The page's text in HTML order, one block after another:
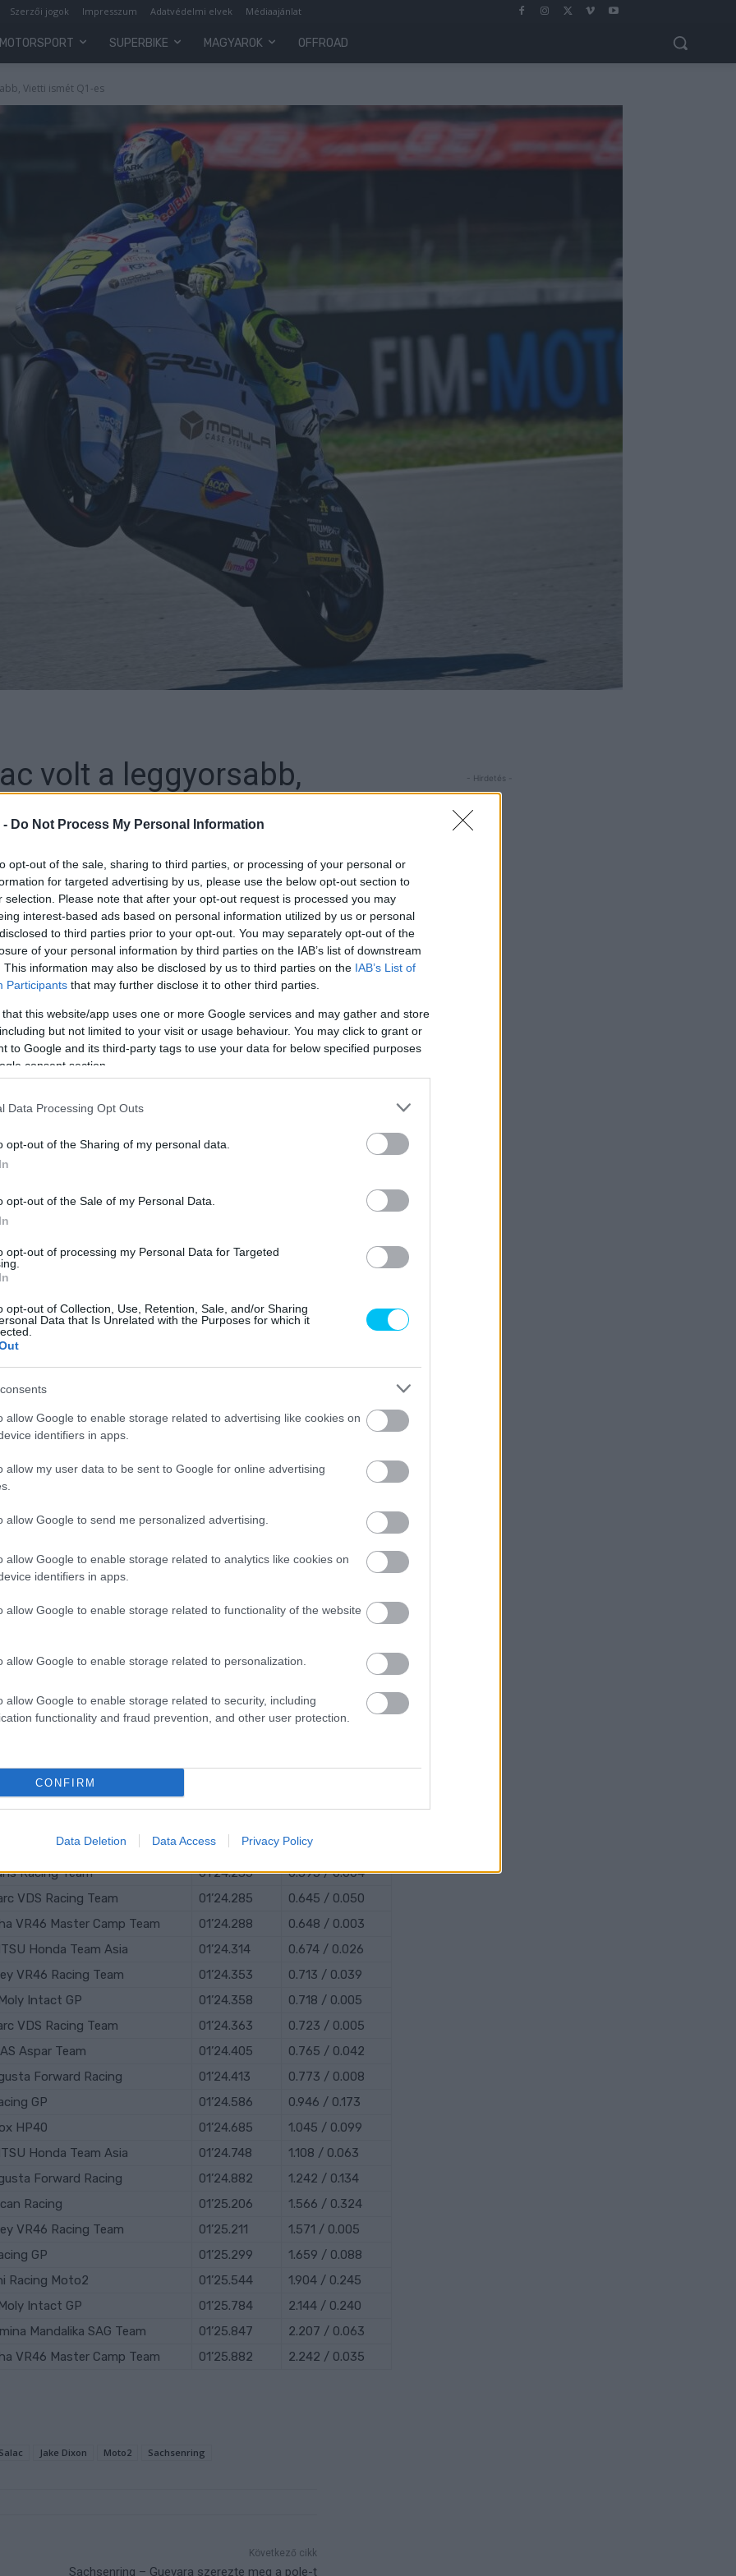
- Do Not Process My Personal Information
opt-out of the sale, sharing to third parties, or processing of your personal or
for targeted advertising by us, please use the below opt-out section to
selection. Please note that after your opt-out request is processed you may
interest-based ads based on personal information utilized by us or personal
to third parties prior to your opt-out. You may separately opt-out of the
of your personal information by third parties on the IAB’s list of downstream
This information may also be disclosed by us to third parties on the IAB’s List of
Participants that may further disclose it to other third parties.
that this website/app uses one or more Google services and may gather and store
but not limited to your visit or usage behaviour. You may click to grant or
to Google and its third-party tags to use your data for below specified purposes
consent section.
Data Processing Opt Outs
opt-out of the Sharing of my personal data.
opt-out of the Sale of my Personal Data.
opt-out of processing my Personal Data for Targeted
opt-out of Collection, Use, Retention, Sale, and/or Sharing
Data that Is Unrelated with the Purposes for which it
allow Google to enable storage related to advertising like cookies on
identifiers in apps.
allow my user data to be sent to Google for online advertising
allow Google to send me personalized advertising.
allow Google to enable storage related to analytics like cookies on
identifiers in apps.
allow Google to enable storage related to functionality of the website
allow Google to enable storage related to personalization.
allow Google to enable storage related to security, including
functionality and fraud prevention, and other user protection.
CONFIRM
Data Deletion Data Access Privacy Policy
Szerzői jogok Impresszum Adatvédelmi elvek Médiaajánlat
MOTORSPORT SUPERBIKE MAGYAROK OFFROAD
Vietti ismét Q1-es
volt a leggyorsabb,
kisebb drámák, bukások. Az egyes kanyarban
nem is tudott visszajönni, de nála is nagyobbat
AT TURN 3 💥
LAP 💨
#GERMANGP
RIQWSXBFLZ
JUNE 18,
de a Q2-be nem sikerült bejutnia. Nagyon jól ment
A bajnokságot vezető Vietti és Ogura pedig
egymással. Vietti végül az utolsó körében épp a
beragadva be se fejezte a kört. Ezzel Ogura az
kerülni, de továbbjutott a Q1-ből a két amerikai,
is.A Moto2-eseknél mindneki tudott javítani a
egyúttal a továbbjutás sorrendjével is
Racing Moto2 01’23.640
0.000
KTM Ajo 01’23.957
0.317 / 0.104
Mandalika SAG Team 01’24.014
0.374 / 0.057
KTM Ajo 01’24.052
0.412 / 0.038
Racing Team 01’24.122
0.482 / 0.022
Speed Up
Speed Up 01’24.231
0.591 / 0.089
Racing Team 01’24.235
0.595 / 0.004
VDS Racing Team 01’24.285
0.645 / 0.050
VR46 Master Camp Team 01’24.288
0.648 / 0.003
Honda Team Asia 01’24.314
0.674 / 0.026
VR46 Racing Team 01’24.353
0.713 / 0.039
Intact GP 01’24.358
0.718 / 0.005
VDS Racing Team 01’24.363
0.723 / 0.005
Aspar Team 01’24.405
0.765 / 0.042
Forward Racing 01’24.413
0.773 / 0.008
GP 01’24.586
0.946 / 0.173
HP40 01’24.685
1.045 / 0.099
Honda Team Asia 01’24.748
1.108 / 0.063
Forward Racing 01’24.882
1.242 / 0.134
Racing 01’25.206
1.566 / 0.324
VR46 Racing Team 01’25.211
1.571 / 0.005
GP 01’25.299
1.659 / 0.088
Racing Moto2 01’25.544
1.904 / 0.245
Intact GP 01’25.784
2.144 / 0.240
Mandalika SAG Team 01’25.847
2.207 / 0.063
VR46 Master Camp Team 01’25.882 2.242 / 0.035
Jake Dixon Moto2 Sachsenring
Következő cikk
Sachsenring – Guevara szerezte meg a pole-t
- Hirdetés -